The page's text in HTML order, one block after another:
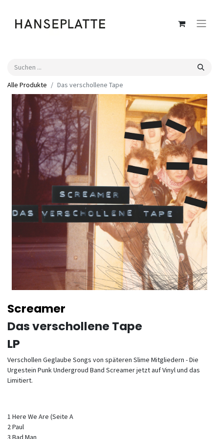
Alle Produkte Das verschollene Tape
Screamer
Das verschollene Tape
LP
Verschollen Geglaube Songs von späteren Slime Mitgliedern - Die
Urgestein Punk Undergroud Band Screamer jetzt auf Vinyl und das
Limitiert.
1 Here We Are (Seite A
2 Paul
3 Bad Man